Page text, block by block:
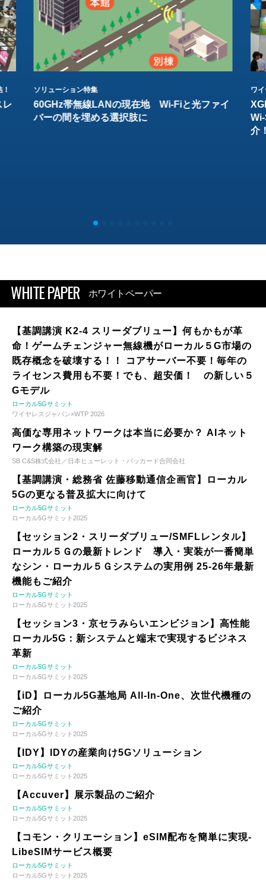
レ
ソリューション特集
60GHz帯無線LANの現在地 Wi-Fiと光ファイ
バーの間を埋める選択肢に
ワ
介
WHITE PAPER ホワイトペーパー
【基調講演 K2-4 スリーダブリュー】何もかもが革
命！ゲームチェンジャー無線機がローカル５G市場の
既存概念を破壊する！！ コアサーバー不要！毎年の
ライセンス費用も不要！でも、超安価！ の新しい５
Gモデル
ローカル5Gサミット
ワイヤレスジャパン×WTP 2026
高価な専用ネットワークは本当に必要か？ AIネット
ワーク構築の現実解
SB C&S株式会社／日本ヒューレット・パッカード合同会社
【基調講演・総務省 佐藤移動通信企画官】ローカル
5Gの更なる普及拡大に向けて
ローカル5Gサミット
ローカル5Gサミット2025
【セッション2・スリーダブリュー/SMFLレンタル】
ローカル５Ｇの最新トレンド 導入・実装が一番簡単
なシン・ローカル５Ｇシステムの実用例 25-26年最新
機能もご紹介
ローカル5Gサミット
ローカル5Gサミット2025
【セッション3・京セラみらいエンビジョン】高性能
ローカル5G：新システムと端末で実現するビジネス
革新
ローカル5Gサミット
ローカル5Gサミット2025
【iD】ローカル5G基地局 All-In-One、次世代機種の
ご紹介
ローカル5Gサミット
ローカル5Gサミット2025
【IDY】IDYの産業向け5Gソリューション
ローカル5Gサミット
ローカル5Gサミット2025
【Accuver】展示製品のご紹介
ローカル5Gサミット
ローカル5Gサミット2025
【コモン・クリエーション】eSIM配布を簡単に実現-
LibeSIMサービス概要
ローカル5Gサミット
ローカル5Gサミット2025